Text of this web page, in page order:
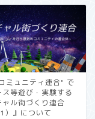
ミュニティ連合" で
ス等遊び・実験する
ャル街づくり連合
）』について